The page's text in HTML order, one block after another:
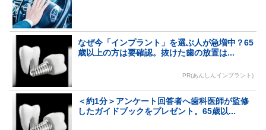
なぜ今「インプラント」を選ぶ人が急増中？65
歳以上の方は要確認。抜けた歯の放置は...
PR(あんしんインプラント)
＜約1分＞アンケート回答者へ歯科医師が監修
したガイドブックをプレゼント。65歳以...